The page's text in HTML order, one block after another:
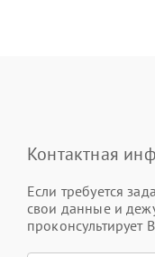
Контактная
Если требуется
свои данные и
проконсультирует